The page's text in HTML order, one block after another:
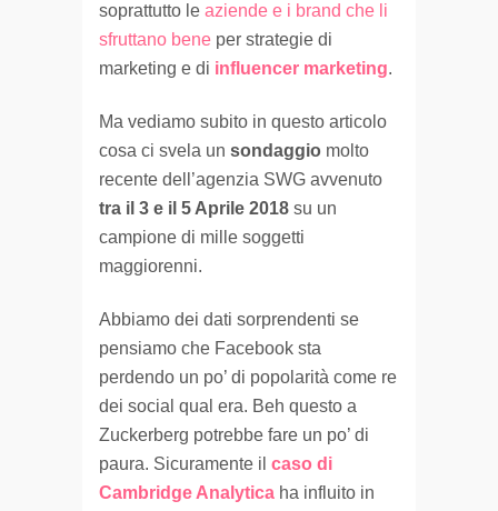
soprattutto le aziende e i brand che li
sfruttano bene per strategie di
marketing e di influencer marketing.
Ma vediamo subito in questo articolo
cosa ci svela un sondaggio molto
recente dell’agenzia SWG avvenuto
tra il 3 e il 5 Aprile 2018 su un
campione di mille soggetti
maggiorenni.
Abbiamo dei dati sorprendenti se
pensiamo che Facebook sta
perdendo un po’ di popolarità come re
dei social qual era. Beh questo a
Zuckerberg potrebbe fare un po’ di
paura. Sicuramente il caso di
Cambridge Analytica ha influito in